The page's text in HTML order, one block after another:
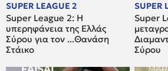
SUPER LEAGUE 2
Super League 2: H
υπερηφάνεια της Ελλάς
Σύρου για τον ...Θανάση
Στάικο
SUPER
Super
Σύρου